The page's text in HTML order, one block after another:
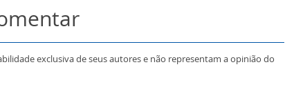
exclusiva de seus autores e não representam a opinião do